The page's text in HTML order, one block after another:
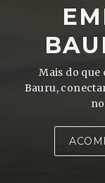
Mais do que
Bauru,